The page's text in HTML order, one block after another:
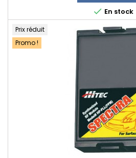
 En stock
Prix réduit
Promo !